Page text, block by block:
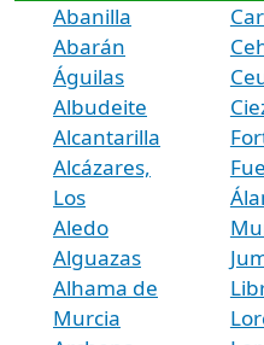
Abanilla
Abarán
Águilas
Albudeite
Alcantarilla
Alcázares,
Los
Aledo
Alguazas
Alhama de
Murcia